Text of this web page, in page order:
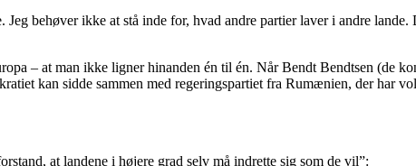
Jeg behøver ikke at stå inde for, hvad andre partier laver i andre
– at man ikke ligner hinanden én til én. Når Bendt Bendtsen (de
kan sidde sammen med regeringspartiet fra Rumænien, der har
at landene i højere grad selv må indrette sig som de vil”: